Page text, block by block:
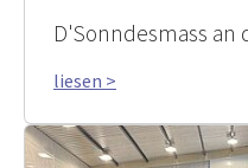
D'Sonndesmass an
liesen >